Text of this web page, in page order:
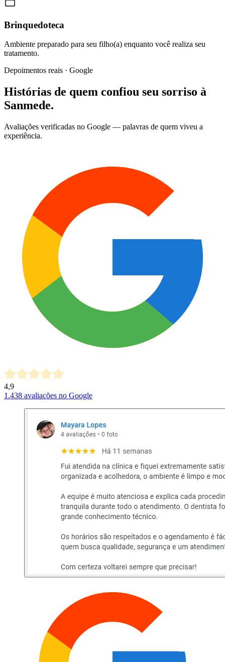
Brinquedoteca
Ambiente preparado para seu filho(a) enquanto você realiza seu
tratamento.
Depoimentos reais · Google
Histórias de quem confiou seu sorriso à
Sanmede.
Avaliações verificadas no Google — palavras de quem viveu a
experiência.
4,9
1.438 avaliações no Google